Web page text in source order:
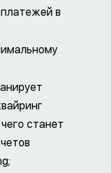
в
станет